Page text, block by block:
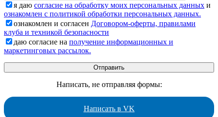
я даю согласие на обработку моих персональных данных и
ознакомлен с политикой обработки персональных данных.
ознакомлен и согласен Договором-оферты, правилами
клуба и техникой безопасности
даю согласие на получение информационных и
маркетинговых рассылок.
Написать, не отправляя формы:
Написать в VK